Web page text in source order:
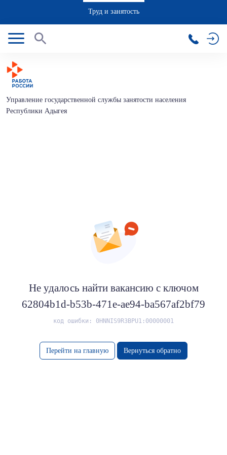
Труд и занятость
Управление государственной службы занятости населения
Республики Адыгея
Не удалось найти вакансию с ключом
62804b1d-b53b-471e-ae94-ba567af2bf79
код ошибки: 0HNNIS9R3BPU1:00000001
Перейти на главную Вернуться обратно